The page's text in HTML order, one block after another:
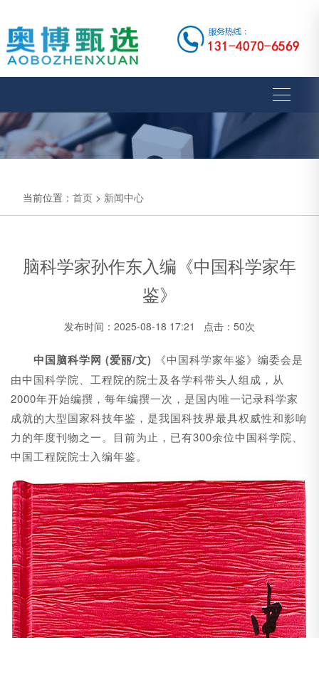
当前位置： 首页 > 新闻中心
脑科学家孙作东入编《中国科学家年
鉴》
发布时间：2025-08-18 17:21 点击：50次
中国脑科学网 (爱丽/文) 《中国科学家年鉴》编委会是
由中国科学院、工程院的院士及各学科带头人组成，从
2000年开始编撰，每年编撰一次，是国内唯一记录科学家
成就的大型国家科技年鉴，是我国科技界最具权威性和影响
力的年度刊物之一。目前为止，已有300余位中国科学院、
中国工程院院士入编年鉴。